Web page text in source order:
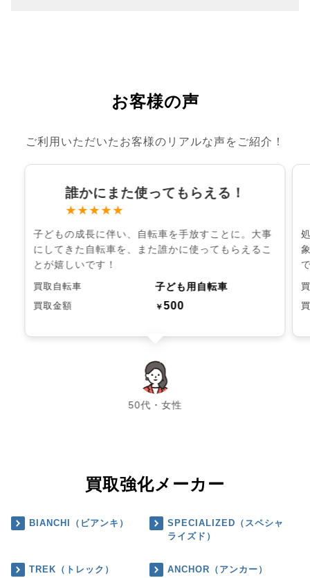
お客様の声
ご利用いただいたお客様のリアルな声をご紹介！
誰かにまた使ってもらえる！
★★★★★
子どもの成長に伴い、自転車を手放すことに。大事
にしてきた自転車を、また誰かに使ってもらえるこ
とが嬉しいです！
買取自転車 子ども用自転車
買取金額 ￥500
50代・女性
chevron_left chevron_right
買取強化メーカー
BIANCHI（ビアンキ）
SPECIALIZED（スペシャ
ライズド）
TREK（トレック） ANCHOR（アンカー）